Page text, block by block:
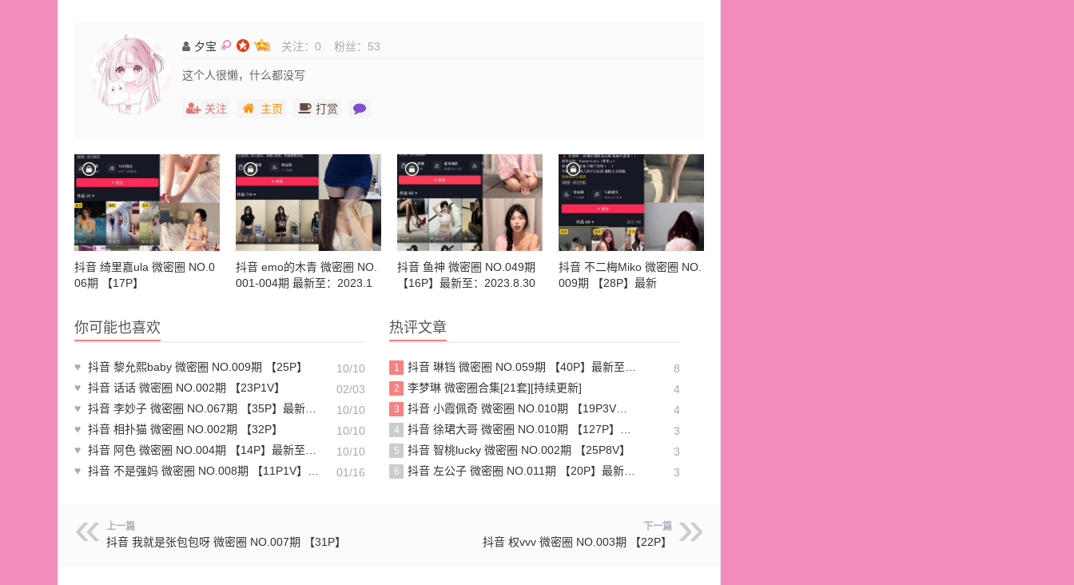
夕宝 关注： 0 粉丝： 53
这个人很懒，什么都没写
关注 主页 打赏
抖音 绮里嘉ula 微密圈 NO.0
06期 【17P】
抖音 emo的木青 微密圈 NO.
001-004期 最新至：2023.1
抖音 鱼神 微密圈 NO.049期
【16P】最新至：2023.8.30
抖音 不二梅Miko 微密圈 NO.
009期 【28P】最新
你可能也喜欢
♥ 抖音 黎允熙baby 微密圈 NO.009期 【25P】
10/10
♥ 抖音 话话 微密圈 NO.002期 【23P1V】
02/03
♥ 抖音 李妙子 微密圈 NO.067期 【35P】最新至：2023.10.3
10/10
♥ 抖音 相扑猫 微密圈 NO.002期 【32P】
10/10
♥ 抖音 阿色 微密圈 NO.004期 【14P】最新至：2023.6.3
10/10
♥ 抖音 不是强妈 微密圈 NO.008期 【11P1V】最新至：2024.1.14 01/16
热评文章
1 抖音 琳铛 微密圈 NO.059期 【40P】最新至：2024.1.10 8
2 李梦琳 微密圈合集[21套][持续更新] 4
3 抖音 小霞佩奇 微密圈 NO.010期 【19P3V】最新至：2025.5.26 4
4 抖音 徐珺大哥 微密圈 NO.010期 【127P】最新至：2024.1.19 3
5 抖音 智桃lucky 微密圈 NO.002期 【25P8V】 3
6 抖音 左公子 微密圈 NO.011期 【20P】最新至：2024.5.13 3
上一篇
抖音 我就是张包包呀 微密圈 NO.007期 【31P】
下一篇
抖音 权vvv 微密圈 NO.003期 【22P】